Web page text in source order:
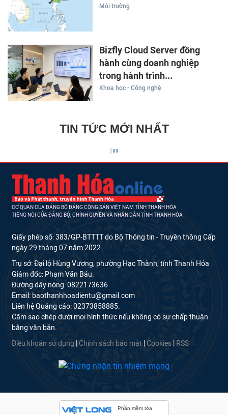
Môi trường
Bizfly Cloud Server đồng
hành cùng doanh nghiệp
trong hành trình...
Khoa học - Công nghệ
TIN TỨC MỚI NHẤT
CƠ QUAN CỦA ĐẢNG BỘ ĐẢNG CỘNG SẢN VIỆT NAM TỈNH THANH HÓA
TIẾNG NÓI CỦA ĐẢNG BỘ, CHÍNH QUYỀN VÀ NHÂN DÂN TỈNH THANH HÓA
Giấy phép số: 383/GP-BTTTT do Bộ Thông tin - Truyền thông Cấp
ngày 29 tháng 07 năm 2022.
Trụ sở: Đại lộ Hùng Vương, phường Hạc Thành, tỉnh Thanh Hóa
Giám đốc: Phạm Văn Báu.
Đường dây nóng: 0822173636
Email: baothanhhoadientu@gmail.com
Liên hệ Quảng cáo: 02373858885.
Cấm sao chép dưới mọi hình thức nếu không có sự chấp thuận
bằng văn bản.
Điều khoản sử dụng Chính sách bảo mật Cookies RSS
Phần mềm tòa